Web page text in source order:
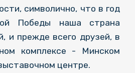
символично, что в год
Победы наша страна
и прежде всего друзей, в
комплексе - Минском
центре.